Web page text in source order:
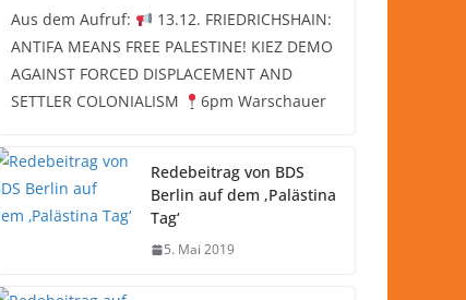
Aus dem Aufruf:
13.12. FRIEDRICHSHAIN:
ANTIFA MEANS FREE PALESTINE! KIEZ DEMO
AGAINST FORCED DISPLACEMENT AND
SETTLER COLONIALISM
6pm Warschauer
Redebeitrag von BDS
Berlin auf dem ‚Palästina
Tag‘
5. Mai 2019